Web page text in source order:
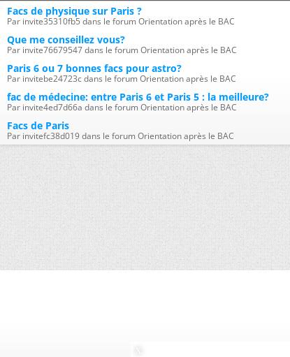
Facs de physique sur Paris ?
Par invite35310fb5 dans le forum Orientation après le BAC
Que me conseillez vous?
Par invite76679547 dans le forum Orientation après le BAC
Paris 6 ou 7 bonnes facs pour astro?
Par invitebe24723c dans le forum Orientation après le BAC
fac de médecine: entre Paris 6 et Paris 5 : la meilleure?
Par invite4ed7d66a dans le forum Orientation après le BAC
Facs de Paris
Par invitefc38d019 dans le forum Orientation après le BAC